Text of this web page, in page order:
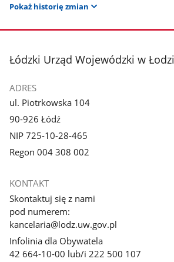
Pokaż historię zmian
stopka
Łódzki Urząd Wojewódzki w Łodzi
ADRES
ul. Piotrkowska 104
90-926 Łódź
NIP 725-10-28-465
Regon 004 308 002
KONTAKT
Skontaktuj się z nami
pod numerem:
kancelaria@lodz.uw.gov.pl
Infolinia dla Obywatela
42 664-10-00 lub/i 222 500 107